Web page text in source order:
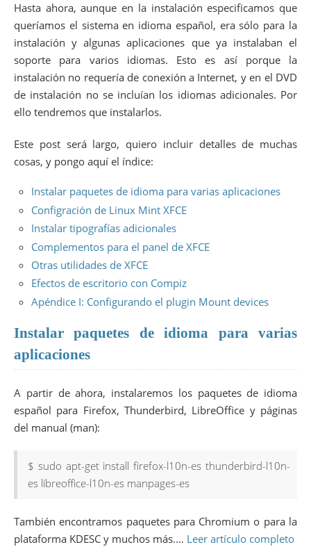
Hasta ahora, aunque en la instalación especificamos que
queríamos el sistema en idioma español, era sólo para la
instalación y algunas aplicaciones que ya instalaban el
soporte para varios idiomas. Esto es así porque la
instalación no requería de conexión a Internet, y en el DVD
de instalación no se incluían los idiomas adicionales. Por
ello tendremos que instalarlos.
Este post será largo, quiero incluir detalles de muchas
cosas, y pongo aquí el índice:
Instalar paquetes de idioma para varias aplicaciones
Configración de Linux Mint XFCE
Instalar tipografías adicionales
Complementos para el panel de XFCE
Otras utilidades de XFCE
Efectos de escritorio con Compiz
Apéndice I: Configurando el plugin Mount devices
Instalar paquetes de idioma para varias
aplicaciones
A partir de ahora, instalaremos los paquetes de idioma
español para Firefox, Thunderbird, LibreOffice y páginas
del manual (man):
$ sudo apt-get install firefox-l10n-es thunderbird-l10n-
es libreoffice-l10n-es manpages-es
También encontramos paquetes para Chromium o para la
plataforma KDESC y muchos más.… Leer artículo completo